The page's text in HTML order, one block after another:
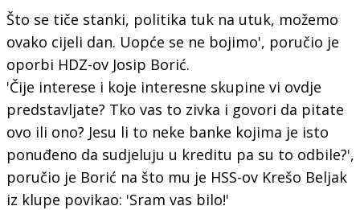
Što se tiče stanki, politika tuk na utuk, možemo
ovako cijeli dan. Uopće se ne bojimo', poručio je
oporbi HDZ-ov Josip Borić.
'Čije interese i koje interesne skupine vi ovdje
predstavljate? Tko vas to zivka i govori da pitate
ovo ili ono? Jesu li to neke banke kojima je isto
ponuđeno da sudjeluju u kreditu pa su to odbile?',
poručio je Borić na što mu je HSS-ov Krešo Beljak
iz klupe povikao: 'Sram vas bilo!'